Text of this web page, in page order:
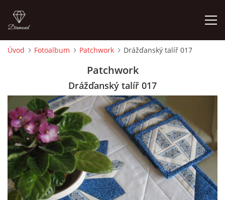
CEDULKY
MOJE POSLEDNÍ PRÁCE
Úvod Fotoalbum Patchwork Drážďanský talíř 017
Patchwork
Drážďanský talíř 017